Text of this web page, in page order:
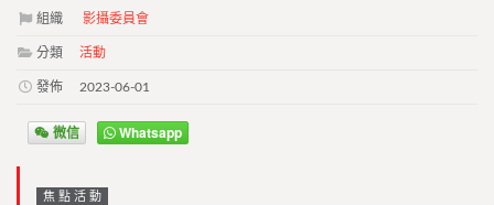
組織 影攝委員會
分類 活動
發佈 2023-06-01
微信 Whatsapp
焦點活動